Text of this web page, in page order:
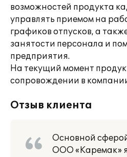
возможностей продукта
управлять приемом на
графиков отпусков, а
занятости персонала и
предприятия.
На текущий момент
сопровождении в
Отзыв клиента
Основной
ООО «Каремак»